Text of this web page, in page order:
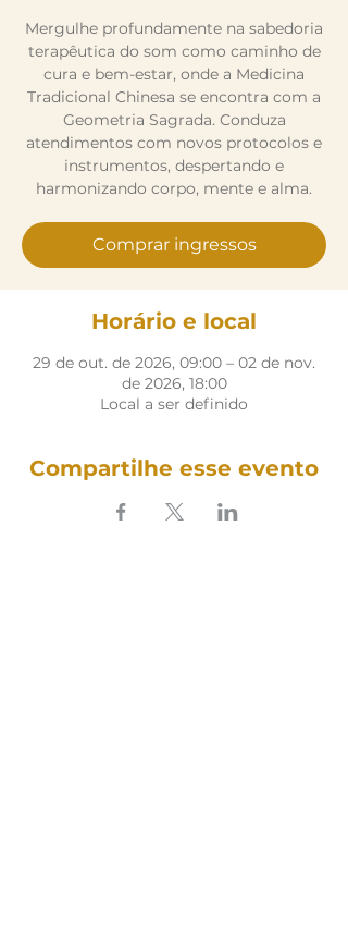
Mergulhe profundamente na sabedoria
terapêutica do som como caminho de
cura e bem-estar, onde a Medicina
Tradicional Chinesa se encontra com a
Geometria Sagrada. Conduza
atendimentos com novos protocolos e
instrumentos, despertando e
harmonizando corpo, mente e alma.
Comprar ingressos
Horário e local
29 de out. de 2026, 09:00 – 02 de nov.
de 2026, 18:00
Local a ser definido
Compartilhe esse evento